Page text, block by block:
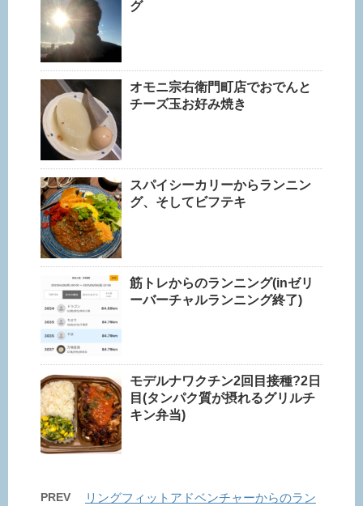
グ
オモニ宗右衛門町店でおでんと
チーズ玉お好み焼き
スパイシーカリーからランニン
グ、そしてビフテキ
筋トレからのランニング(inゼリ
ーバーチャルランニング終了)
モデルナワクチン2回目接種?2日
目(タンパク質が摂れるグリルチ
キン弁当)
PREV
リングフィットアドベンチャーからのラン